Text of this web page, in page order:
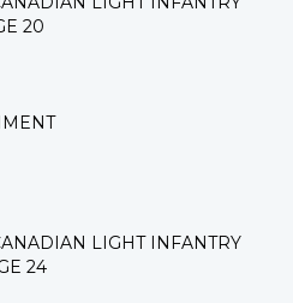
20
LIGHT INFANTRY
24